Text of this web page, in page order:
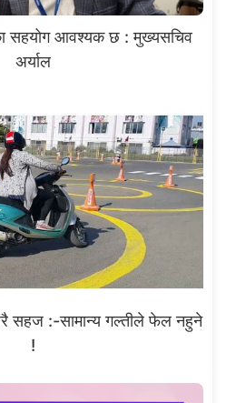
सहयोग आवश्यक छ : मुख्यसचिव
अर्याल
सहज :-सामान्य गल्तीले फेल नहुने
!